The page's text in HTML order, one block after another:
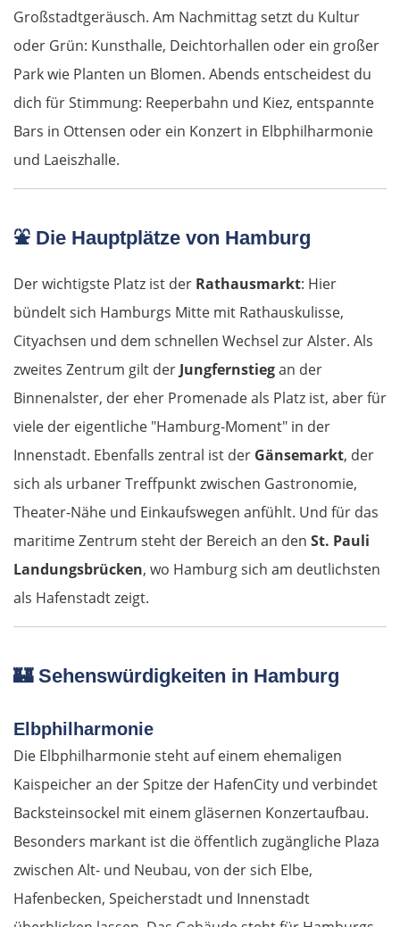
Großstadtgeräusch. Am Nachmittag setzt du Kultur
oder Grün: Kunsthalle, Deichtorhallen oder ein großer
Park wie Planten un Blomen. Abends entscheidest du
dich für Stimmung: Reeperbahn und Kiez, entspannte
Bars in Ottensen oder ein Konzert in Elbphilharmonie
und Laeiszhalle.
⛲ Die Hauptplätze von Hamburg
Der wichtigste Platz ist der Rathausmarkt: Hier
bündelt sich Hamburgs Mitte mit Rathauskulisse,
Cityachsen und dem schnellen Wechsel zur Alster. Als
zweites Zentrum gilt der Jungfernstiegan der
Binnenalster, der eher Promenade als Platz ist, aber für
viele der eigentliche "Hamburg-Moment" in der
Innenstadt. Ebenfalls zentral ist der Gänsemarkt, der
sich als urbaner Treffpunkt zwischen Gastronomie,
Theater-Nähe und Einkaufswegen anfühlt. Und für das
maritime Zentrum steht der Bereich an den St. Pauli
Landungsbrücken, wo Hamburg sich am deutlichsten
als Hafenstadt zeigt.
🏰Sehenswürdigkeiten in Hamburg
Elbphilharmonie
Die Elbphilharmonie steht auf einem ehemaligen
Kaispeicher an der Spitze der HafenCity und verbindet
Backsteinsockel mit einem gläsernen Konzertaufbau.
Besonders markant ist die öffentlich zugängliche Plaza
zwischen Alt- und Neubau, von der sich Elbe,
Hafenbecken, Speicherstadt und Innenstadt